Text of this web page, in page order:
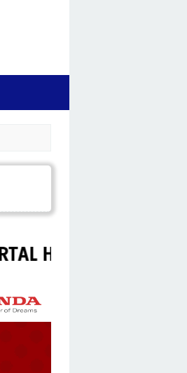
MAGELANG.